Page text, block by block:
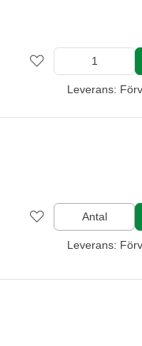
Leverans:
Antal
Leverans: